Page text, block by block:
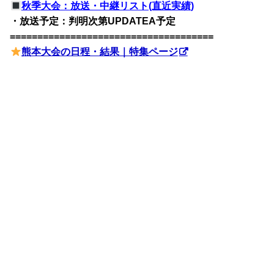
秋季大会：放送・中継リスト(直近実績)
・放送予定：判明次第UPDATEA予定
=====================================
熊本大会の日程・結果｜特集ページ